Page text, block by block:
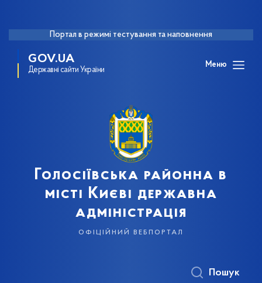
Портал в режимі тестування та наповнення
GOV.UA
Державні сайти України
Меню
Голосіївська районна в
місті Києві державна
адміністрація
офіційний вебпортал
Пошук